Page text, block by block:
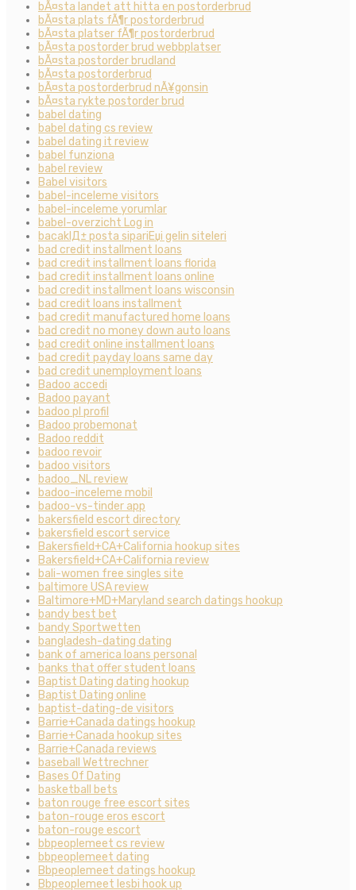
bÃ¤sta landet att hitta en postorderbrud
bÃ¤sta plats fÃ¶r postorderbrud
bÃ¤sta platser fÃ¶r postorderbrud
bÃ¤sta postorder brud webbplatser
bÃ¤sta postorder brudland
bÃ¤sta postorderbrud
bÃ¤sta postorderbrud nÃ¥gonsin
bÃ¤sta rykte postorder brud
babel dating
babel dating cs review
babel dating it review
babel funziona
babel review
Babel visitors
babel-inceleme visitors
babel-inceleme yorumlar
babel-overzicht Log in
bacaklД± posta sipariЕџi gelin siteleri
bad credit installment loans
bad credit installment loans florida
bad credit installment loans online
bad credit installment loans wisconsin
bad credit loans installment
bad credit manufactured home loans
bad credit no money down auto loans
bad credit online installment loans
bad credit payday loans same day
bad credit unemployment loans
Badoo accedi
Badoo payant
badoo pl profil
Badoo probemonat
Badoo reddit
badoo revoir
badoo visitors
badoo_NL review
badoo-inceleme mobil
badoo-vs-tinder app
bakersfield escort directory
bakersfield escort service
Bakersfield+CA+California hookup sites
Bakersfield+CA+California review
bali-women free singles site
baltimore USA review
Baltimore+MD+Maryland search datings hookup
bandy best bet
bandy Sportwetten
bangladesh-dating dating
bank of america loans personal
banks that offer student loans
Baptist Dating dating hookup
Baptist Dating online
baptist-dating-de visitors
Barrie+Canada datings hookup
Barrie+Canada hookup sites
Barrie+Canada reviews
baseball Wettrechner
Bases Of Dating
basketball bets
baton rouge free escort sites
baton-rouge eros escort
baton-rouge escort
bbpeoplemeet cs review
bbpeoplemeet dating
Bbpeoplemeet datings hookup
Bbpeoplemeet lesbi hook up